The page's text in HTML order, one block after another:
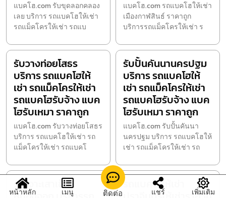
แบคโฮ.com รับขุดลอกคลอง
เลย บริการ รถแบคโฮให้เช่า
รถแม็คโครให้เช่า รถแบ
แบคโฮ.com รถแบคโฮให้เช่า
เมืองกาฬสินธ์ ราคาถูก
บริการรถแม็คโครให้เช่า ร
รับวางท่อยโสธร
บริการ รถแบคโฮให้
เช่า รถแม็คโครให้เช่า
รถแบคโฮรับจ้าง แบค
โฮรับเหมา ราคาถูก
แบคโฮ.com รับวางท่อยโสธร
บริการ รถแบคโฮให้เช่า รถ
แม็คโครให้เช่า รถแบคโ
รับปั้นคันนานครปฐม
บริการ รถแบคโฮให้
เช่า รถแม็คโครให้เช่า
รถแบคโฮรับจ้าง แบค
โฮรับเหมา ราคาถูก
แบคโฮ.com รับปั้นคันนา
นครปฐม บริการ รถแบคโฮให้
เช่า รถแม็คโครให้เช่า รถ
รับเจาะเสาเข็ม
รถแบคโฮให้เช่า
หน้าหลัก เมนู ติดต่อ แชร์ เพิ่มเติม